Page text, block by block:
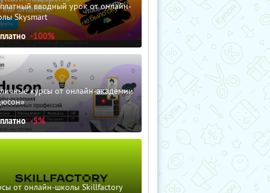
вводный урок от онлайн-
Skysmart
-100%
курсы от онлайн-академии
-5%
от онлайн-школы Skillfactory